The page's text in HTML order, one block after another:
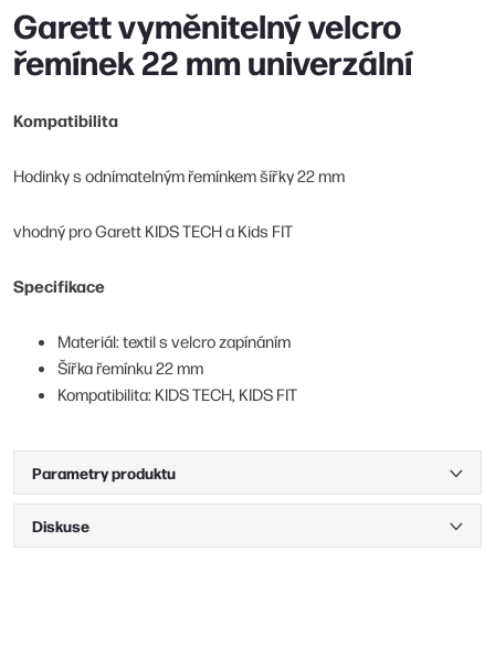
Garett vyměnitelný velcro
řemínek 22 mm univerzální
Kompatibilita
Hodinky s odnímatelným řemínkem šířky 22 mm
vhodný pro Garett KIDS TECH a Kids FIT
Specifikace
Materiál: textil s velcro zapínáním
Šířka řemínku 22 mm
Kompatibilita: KIDS TECH, KIDS FIT
Parametry produktu
Diskuse